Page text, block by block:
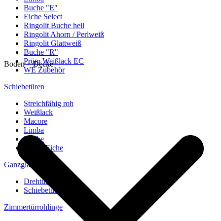
Buche "E"
Eiche Select
Ringolit Buche hell
Ringolit Ahorn / Perlweiß
Ringolit Glattweiß
Buche "R"
Prüm Weißlack EC
WE Zubehör
Schiebetüren
Streichfähig roh
Weißlack
Macore
Limba
Buche
europ. Eiche
Ganzglastüren
Drehtüren
Schiebetüren
Zimmertürrohlinge
Boden + Decke